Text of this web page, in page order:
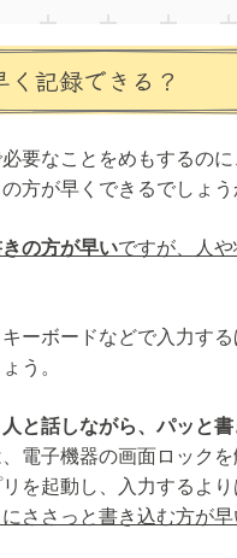
く記録できる？
要なことをめもするのに
方が早くできるでしょう
の方が早いですが、人
ーボードなどで入力す
う。
と話しながら、パッと
電子機器の画面ロックを
を起動し、入力するより
ささっと書き込む方が早